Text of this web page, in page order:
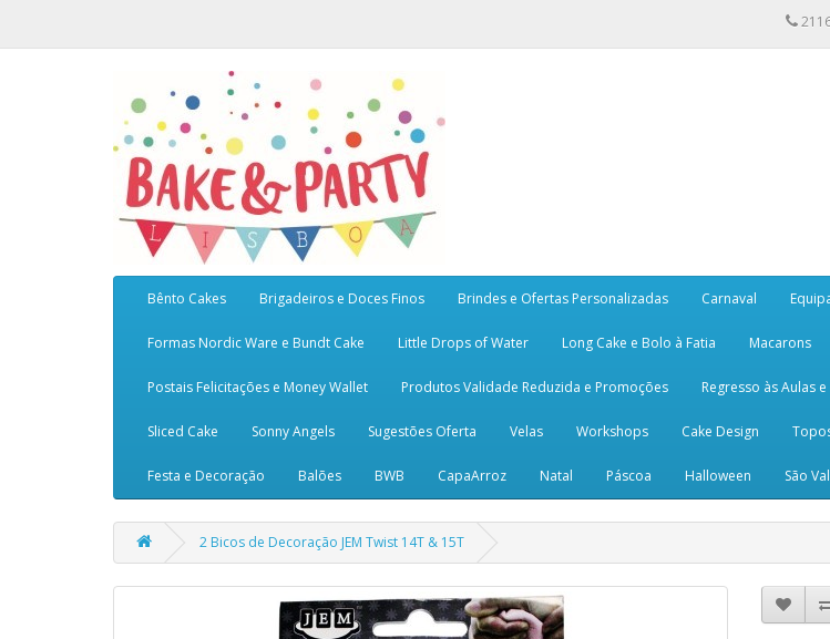
Bênto Cakes Brigadeiros e Doces Finos Brindes e Ofertas Personalizadas Carnaval
Formas Nordic Ware e Bundt Cake Little Drops of Water Long Cake e Bolo à Fatia Macarons
Postais Felicitações e Money Wallet Produtos Validade Reduzida e Promoções Regresso às Aulas
Sliced Cake Sonny Angels Sugestões Oferta Velas Workshops Cake Design
Festa e Decoração Balões BWB CapaArroz Natal Páscoa Halloween São
2 Bicos de Decoração JEM Twist 14T & 15T